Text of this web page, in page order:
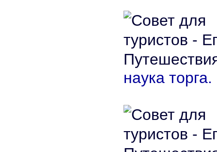
наука торга.